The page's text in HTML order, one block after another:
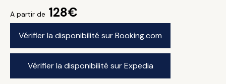
A partir de 128€
Vérifier la disponibilité sur Booking.com
Vérifier la disponibilité sur Expedia